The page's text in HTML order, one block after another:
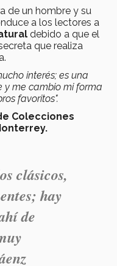
de un hombre y su
a los lectores a
debido a que el
que realiza
interés; es una
y me cambio mi forma
favoritos".
Colecciones
clásicos,
hay
de